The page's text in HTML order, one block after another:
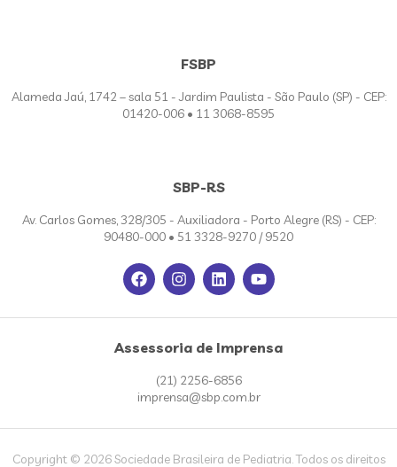
FSBP
Alameda Jaú, 1742 – sala 51 - Jardim Paulista - São Paulo (SP) - CEP:
01420-006 • 11 3068-8595
SBP-RS
Av. Carlos Gomes, 328/305 - Auxiliadora - Porto Alegre (RS) - CEP:
90480-000 • 51 3328-9270 / 9520
Assessoria de Imprensa
(21) 2256-6856
imprensa@sbp.com.br
Copyright © 2026 Sociedade Brasileira de Pediatria. Todos os direitos